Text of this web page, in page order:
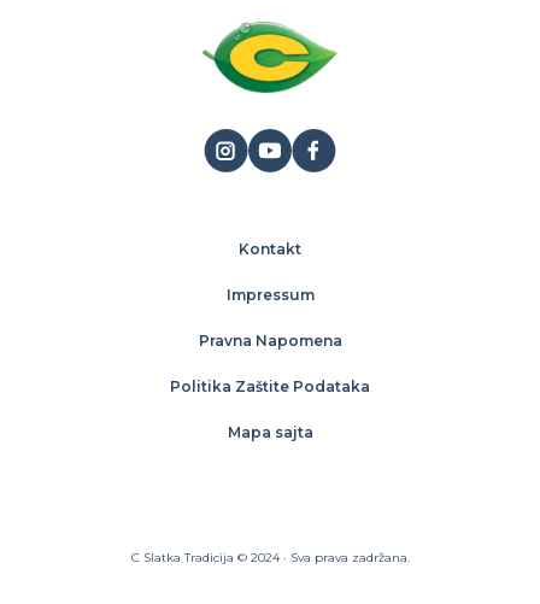
Kontakt
Impressum
Pravna Napomena
Politika Zaštite Podataka
Mapa sajta
C Slatka Tradicija © 2024 · Sva prava zadržana.